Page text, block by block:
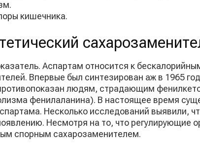
кишечника.
Аспартам относится к
Впервые был синтезирован аж в 1965
людям, страдающим
фенилаланина). В настоящее время
Несколько исследований выявили,
Несмотря на то, что регулирующие
спорным сахарозаменителем.